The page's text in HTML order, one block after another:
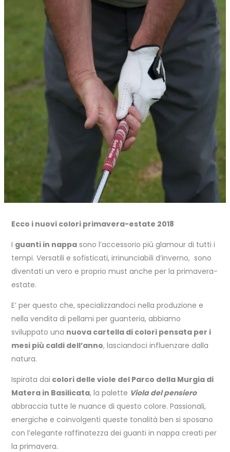
Ecco i nuovi colori primavera-estate 2018
I guanti in nappasono l’accessorio più glamour di tutti i
tempi. Versatili e sofisticati, irrinunciabili d’inverno, sono
diventati un vero e proprio must anche per la primavera-
estate.
E’ per questo che, specializzandoci nella produzione e
nella vendita di pellami per guanteria, abbiamo
sviluppato una nuova cartella di colori pensata per i
mesi più caldi dell’anno, lasciandoci influenzare dalla
natura.
Ispirata dai colori delle viole del Parco della Murgia di
Matera in Basilicata, la palette Viola del pensiero
abbraccia tutte le nuance di questo colore. Passionali,
energiche e coinvolgenti queste tonalità ben si sposano
con l’elegante raffinatezza dei guanti in nappa creati per
la primavera.